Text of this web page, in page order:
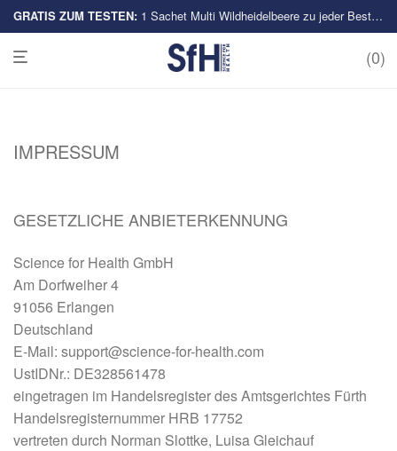
Multi-Sorten
GRATIS ZUM TESTEN: 1 Sachet Multi Wildheidelbeere zu jeder Bestellung
0
IMPRESSUM
GESETZLICHE ANBIETERKENNUNG
Science for Health GmbH
Am Dorfweiher 4
91056 Erlangen
Deutschland
E-Mail: support@science-for-health.com
UstIDNr.: DE328561478
eingetragen im Handelsregister des Amtsgerichtes Fürth
Handelsregisternummer HRB 17752
vertreten durch Norman Slottke, Luisa Gleichauf